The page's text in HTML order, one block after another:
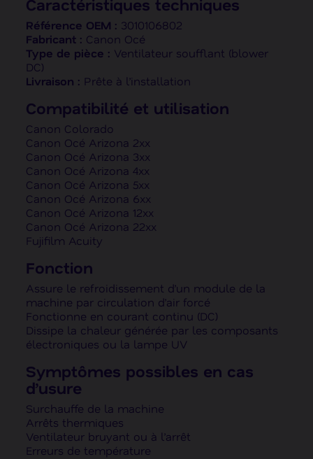
Caractéristiques techniques
Référence OEM : 3010106802
Fabricant : Canon Océ
Type de pièce : Ventilateur soufflant (blower
DC)
Livraison : Prête à l’installation
Compatibilité et utilisation
Canon Colorado
Canon Océ Arizona 2xx
Canon Océ Arizona 3xx
Canon Océ Arizona 4xx
Canon Océ Arizona 5xx
Canon Océ Arizona 6xx
Canon Océ Arizona 12xx
Canon Océ Arizona 22xx
Fujifilm Acuity
Fonction
Assure le refroidissement d’un module de la
machine par circulation d’air forcé
Fonctionne en courant continu (DC)
Dissipe la chaleur générée par les composants
électroniques ou la lampe UV
Symptômes possibles en cas
d’usure
Surchauffe de la machine
Arrêts thermiques
Ventilateur bruyant ou à l’arrêt
Erreurs de température